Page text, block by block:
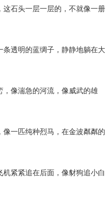
这石头一层一层的，不就像一册
条透明的蓝绸子，静静地躺在大
，像湍急的河流，像威武的雄
像一匹纯种烈马，在金波粼粼的
紧紧追在后面，像豺狗追小白